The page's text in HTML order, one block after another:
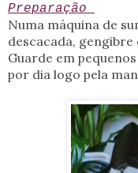
Preparação
Numa máquina de
descacada, gengibre
Guarde em
por dia logo pela